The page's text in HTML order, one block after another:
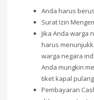
Anda harus
Surat Izin
Jika Anda warga
harus
warga negara
Anda mungkin
tiket kapal
Pembayaran